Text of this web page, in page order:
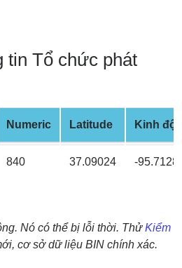
tin Tổ chức phát
Numeric Latitude Kinh độ
840 37.09024 -
Nó có thể bị lỗi thời. ThửKiểm
cơ sở dữ liệu BIN chính xác.